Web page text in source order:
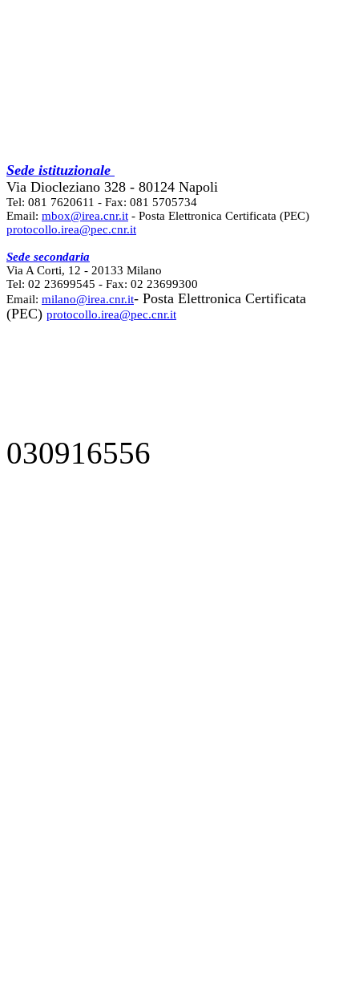
Sede istituzionale
Via Diocleziano 328 - 80124 Napoli
Tel: 081 7620611 - Fax: 081 5705734
Email: mbox@irea.cnr.it - Posta Elettronica Certificata (PEC)
protocollo.irea@pec.cnr.it
Sede secondaria
Via A Corti, 12 - 20133 Milano
Tel: 02 23699545 - Fax: 02 23699300
Email: milano@irea.cnr.it- Posta Elettronica Certificata
(PEC) protocollo.irea@pec.cnr.it
030916556